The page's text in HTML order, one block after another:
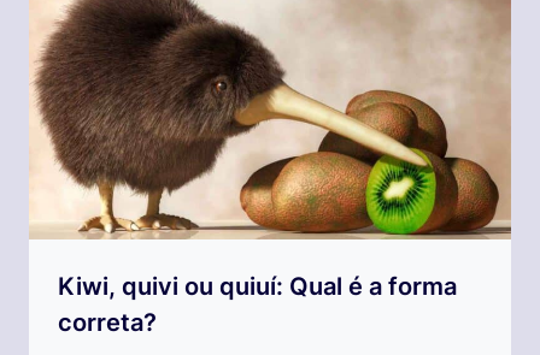
Kiwi, quivi ou quiuí: Qual é a forma
correta?